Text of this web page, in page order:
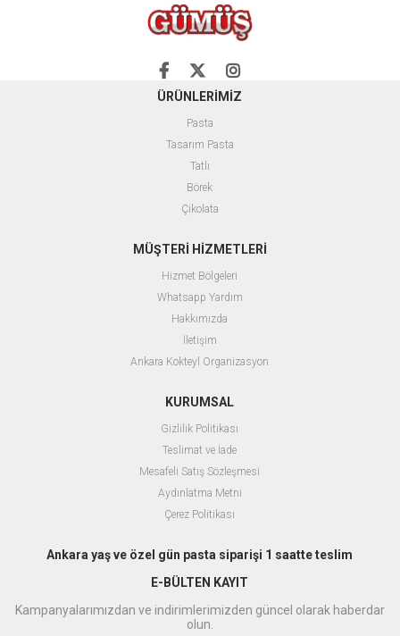
ÜRÜNLERİMİZ
Pasta
Tasarım Pasta
Tatlı
Börek
Çikolata
MÜŞTERİ HİZMETLERİ
Hizmet Bölgeleri
Whatsapp Yardım
Hakkımızda
İletişim
Ankara Kokteyl Organizasyon
KURUMSAL
Gizlilik Politikası
Teslimat ve İade
Mesafeli Satış Sözleşmesi
Aydınlatma Metni
Çerez Politikası
Ankara yaş ve özel gün pasta siparişi 1 saatte teslim
E-BÜLTEN KAYIT
Kampanyalarımızdan ve indirimlerimizden güncel olarak haberdar
olun.